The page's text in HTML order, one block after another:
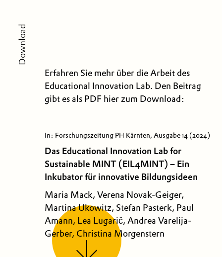
Download
Erfahren Sie mehr über die Arbeit des
Educational Innovation Lab. Den Beitrag
gibt es als PDF hier zum Download:
In: Forschungszeitung PH Kärnten, Ausgabe 14 (2024)
Das Educational Innovation Lab for
Sustainable MINT (EIL4MINT) – Ein
Inkubator für innovative Bildungsideen
Maria Mack, Verena Novak-Geiger,
Martina Ukowitz, Stefan Pasterk, Paul
Amann, Lea Lugarič, Andrea Varelija-
Gerber, Christina Morgenstern